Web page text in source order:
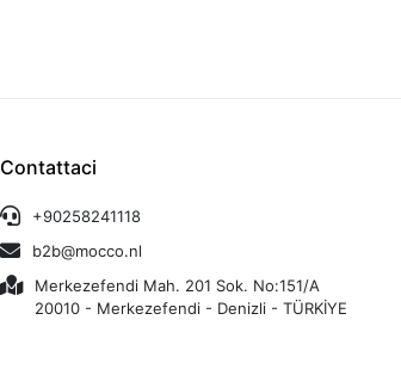
Contattaci
+90258241118
b2b@mocco.nl
Merkezefendi Mah. 201 Sok. No:151/A
20010 - Merkezefendi - Denizli - TÜRKİYE